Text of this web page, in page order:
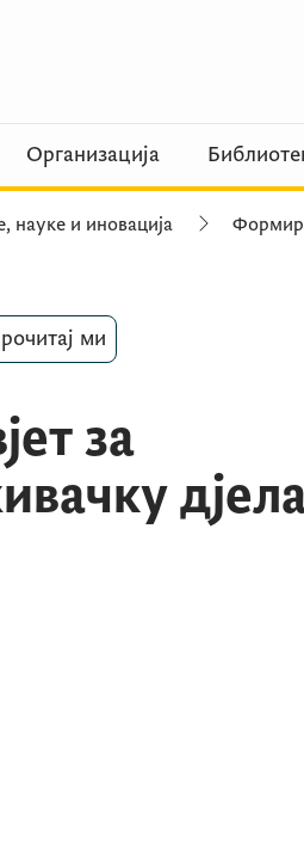
Организација
науке и иновација
ми
за